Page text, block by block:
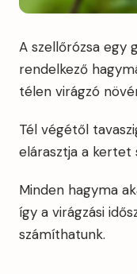
A szellőrózsa egy
rendelkező
télen virágzó
Tél végétől
elárasztja a kertet
Minden hagyma
így a virágzási
számíthatunk.